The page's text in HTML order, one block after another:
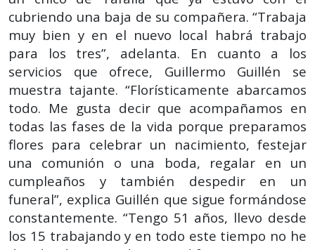
cubriendo una baja de su compañera. “Trabaja
muy bien y en el nuevo local habrá trabajo
para los tres”, adelanta. En cuanto a los
servicios que ofrece, Guillermo Guillén se
muestra tajante. “Florísticamente abarcamos
todo. Me gusta decir que acompañamos en
todas las fases de la vida porque preparamos
flores para celebrar un nacimiento, festejar
una comunión o una boda, regalar en un
cumpleaños y también despedir en un
funeral”, explica Guillén que sigue formándose
constantemente. “Tengo 51 años, llevo desde
los 15 trabajando y en todo este tiempo no he